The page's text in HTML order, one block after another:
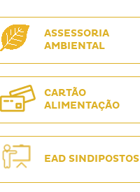
ASSESSORIA
AMBIENTAL
CARTÃO
ALIMENTAÇÃO
EAD SINDIPOSTOS